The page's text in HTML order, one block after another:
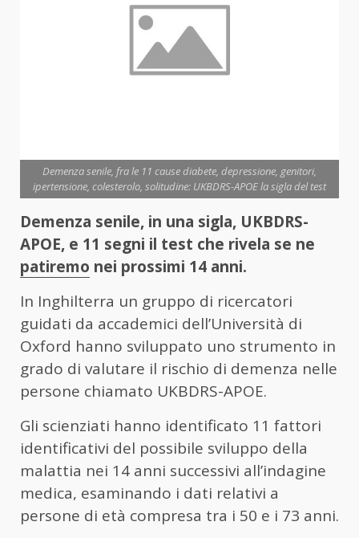
Demenza senile, fra le 11 cause diabete, depressione, genitori,
ipertensione, colesterolo, solitudine: UKBDRS-APOE la sigla del test
Demenza senile, in una sigla, UKBDRS-
APOE, e 11 segni il test che rivela se ne
patiremo nei prossimi 14 anni.
In Inghilterra un gruppo di ricercatori
guidati da accademici dell’Università di
Oxford hanno sviluppato uno strumento in
grado di valutare il rischio di demenza nelle
persone chiamato UKBDRS-APOE.
Gli scienziati hanno identificato 11 fattori
identificativi del possibile sviluppo della
malattia nei 14 anni successivi all’indagine
medica, esaminando i dati relativi a
persone di età compresa tra i 50 e i 73 anni.